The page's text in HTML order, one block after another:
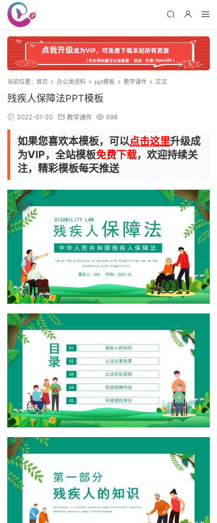
当前位置： 首页 办公类资料 ppt模板 教学课件 正文
残疾人保障法PPT模板
2022-01-20 教学课件 698
如果您喜欢本模板，可以点击这里升级成
为VIP，全站模板免费下载，欢迎持续关
注，精彩模板每天推送